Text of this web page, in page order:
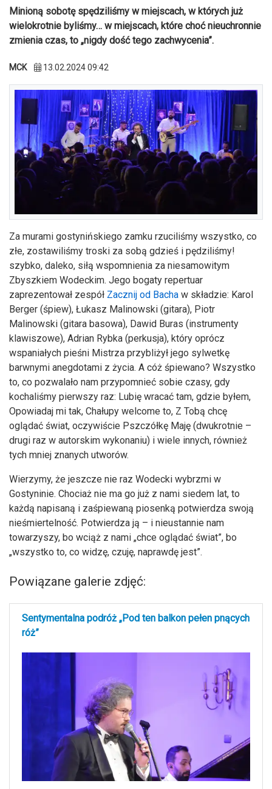
Minioną sobotę spędziliśmy w miejscach, w których już
wielokrotnie byliśmy… w miejscach, które choć nieuchronnie
zmienia czas, to „nigdy dość tego zachwycenia”.
MCK 13.02.2024 09:42
Za murami gostynińskiego zamku rzuciliśmy wszystko, co
złe, zostawiliśmy troski za sobą gdzieś i pędziliśmy!
szybko, daleko, siłą wspomnienia za niesamowitym
Zbyszkiem Wodeckim. Jego bogaty repertuar
zaprezentował zespół Zacznij od Bacha w składzie: Karol
Berger (śpiew), Łukasz Malinowski (gitara), Piotr
Malinowski (gitara basowa), Dawid Buras (instrumenty
klawiszowe), Adrian Rybka (perkusja), który oprócz
wspaniałych pieśni Mistrza przybliżył jego sylwetkę
barwnymi anegdotami z życia. A cóż śpiewano? Wszystko
to, co pozwalało nam przypomnieć sobie czasy, gdy
kochaliśmy pierwszy raz: Lubię wracać tam, gdzie byłem,
Opowiadaj mi tak, Chałupy welcome to, Z Tobą chcę
oglądać świat, oczywiście Pszczółkę Maję (dwukrotnie –
drugi raz w autorskim wykonaniu) i wiele innych, również
tych mniej znanych utworów.
Wierzymy, że jeszcze nie raz Wodecki wybrzmi w
Gostyninie. Chociaż nie ma go już z nami siedem lat, to
każdą napisaną i zaśpiewaną piosenką potwierdza swoją
nieśmiertelność. Potwierdza ją – i nieustannie nam
towarzyszy, bo wciąż z nami „chce oglądać świat”, bo
„wszystko to, co widzę, czuję, naprawdę jest”.
Powiązane galerie zdjęć:
Sentymentalna podróż „Pod ten balkon pełen pnących
róż”